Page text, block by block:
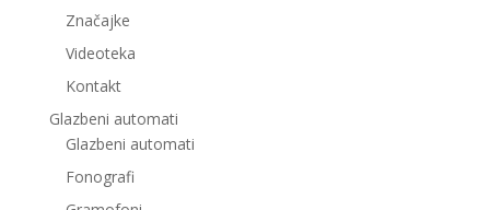
Značajke
Videoteka
Kontakt
Glazbeni automati
Glazbeni automati
Fonografi